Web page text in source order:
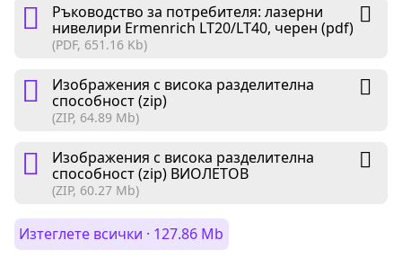
Ръководство за потребителя: лазерни
нивелири Ermenrich LT20/LT40, черен (pdf)
(PDF, 651.16 Kb)
Изображения с висока разделителна
способност (zip)
(ZIP, 64.89 Mb)
Изображения с висока разделителна
способност (zip) ВИОЛЕТОВ
(ZIP, 60.27 Mb)
Изтеглете всички · 127.86 Mb